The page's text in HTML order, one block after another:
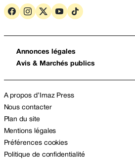
Annonces légales
Avis & Marchés publics
A propos d’Imaz Press
Nous contacter
Plan du site
Mentions légales
Préférences cookies
Politique de confidentialité